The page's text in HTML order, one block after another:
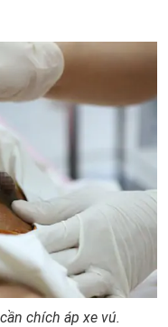
chích áp xe vú.